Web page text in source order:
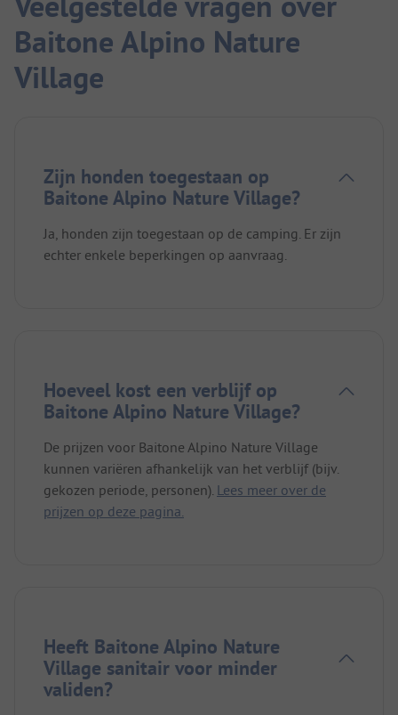
Baitone Alpino Nature
Village
Zijn honden toegestaan op
Baitone Alpino Nature Village?
Ja, honden zijn toegestaan op de camping. Er zijn
echter enkele beperkingen op aanvraag.
Hoeveel kost een verblijf op
Baitone Alpino Nature Village?
De prijzen voor Baitone Alpino Nature Village
kunnen variëren afhankelijk van het verblijf (bijv.
gekozen periode, personen). Lees meer over de
prijzen op deze pagina.
Heeft Baitone Alpino Nature
Village sanitair voor minder
validen?